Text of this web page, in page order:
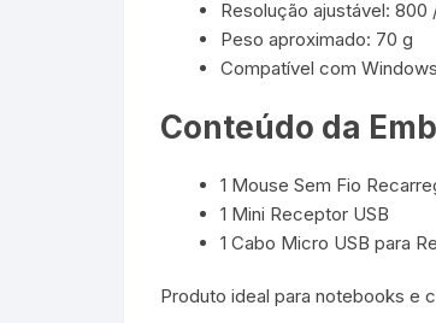
Resolução ajustável: 800
Peso aproximado: 70 g
Compatível com Windows
Conteúdo da
1 Mouse Sem Fio
1 Mini Receptor USB
1 Cabo Micro USB para
Produto ideal para notebooks e